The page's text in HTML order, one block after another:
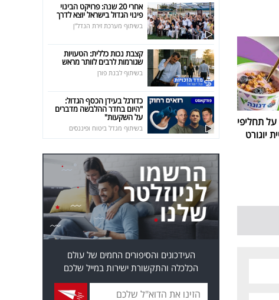
תחליפי
יוגורט
אחרי 20 שנה: פרויקט הבינוי
פינוי הגדול בישראל יוצא לדרך
בשיתוף מערכת זירת הנדל"ן
קצבת נכות כללית: הטעויות
שגורמות לרבים לוותר מראש
בשיתוף לבנת פורן
כדורגל בעידן הכסף הגדול:
"היום בחדר ההלבשה מדברים
על השקעות"
בשיתוף מגדל ביטוח ופיננסים
העידכונים והסיפורים החמים של עולם
הכלכלה והתקשורת ישירות במייל שלכם